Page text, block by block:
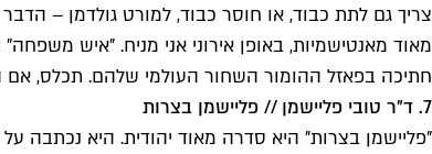
צריך גם לתת כבוד, או חוסר כבוד, למורט גולדמן –
מאוד מאנטישמיות, באופן אירוני אני מניח. "איש
חתיכה בפאזל ההומור השחור העולמי שלהם. תכלס, אם הם
7. ד"ר טובי פליישמן // פליישמן בצרות
"פליישמן בצרות" היא סדרה מאוד יהודית. היא נכתבה